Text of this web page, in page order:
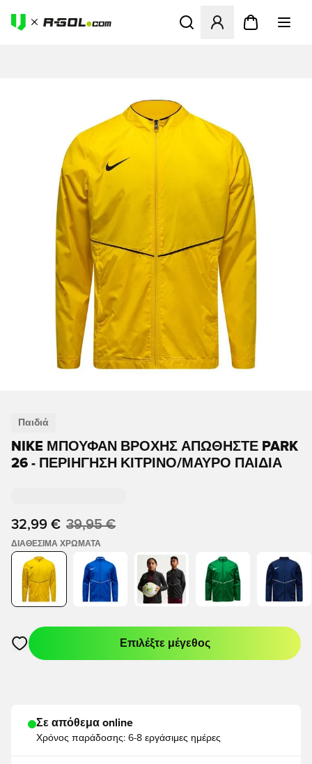
Ανοίγει ένα Modal για να
Παιδιά
NIKE ΜΠΟΥΦΆΝ ΒΡΟΧΉΣ ΑΠΩΘΉΣΤΕ PARK
26 - ΠΕΡΙΉΓΗΣΗ ΚΊΤΡΙΝΟ/ΜΑΎΡΟ ΠΑΙΔΙΆ
32,99 € 39,95 €
ΔΙΑΘΈΣΙΜΑ ΧΡΏΜΑΤΑ
Ανοίγει ένα Modal για να συνδεθείτε ή να εγγραφείτε ως
Επιλέξτε μέγεθος
Σε απόθεμα online
Χρόνος παράδοσης: 6-8 εργάσιμες ημέρες